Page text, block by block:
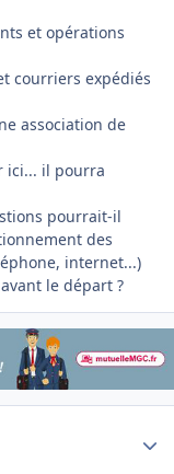
et opérations
courriers expédiés
association de
ici... il pourra
pourrait-il
des
internet...)
le départ ?